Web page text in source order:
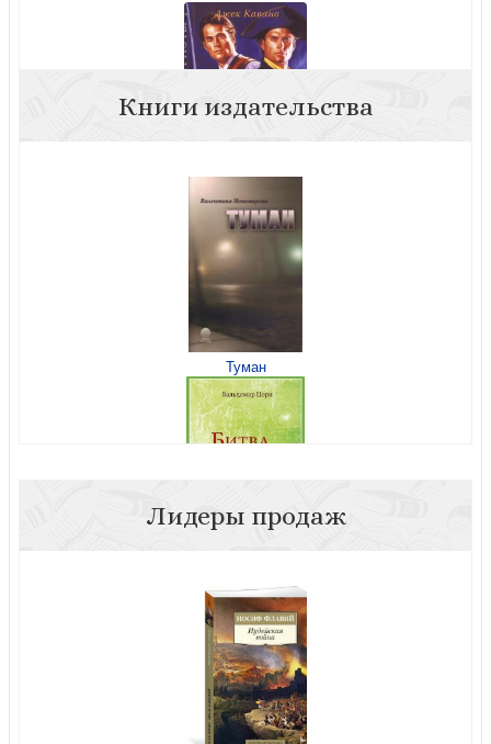
Хранители
Проблески истины. Ч.1. Открывая завесу
Книги издательства
Туман
живой вере)
Лидеры продаж